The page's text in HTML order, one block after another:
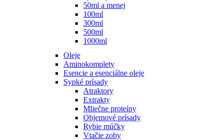
50ml a menej
100ml
300ml
500ml
1000ml
Oleje
Aminokomplety
Esencie a esenciálne oleje
Sypké prísady
Atraktory
Extrakty
Mliečne proteíny
Objemové prísady
Rybie múčky
Vtačie zoby